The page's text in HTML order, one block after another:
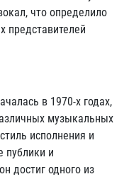
что определило
представителей
в 1970-х годах,
музыкальных
исполнения и
публики и
достиг одного из